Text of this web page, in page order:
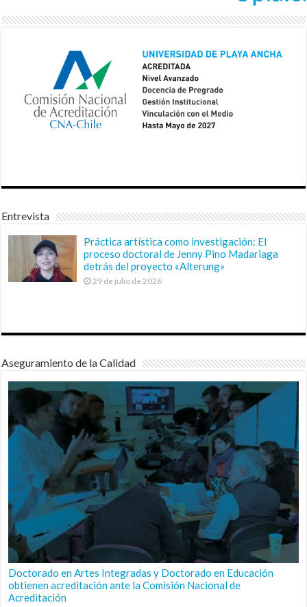
Entrevista
Práctica artística como investigación: El
proceso doctoral de Jenny Pino Madariaga
detrás del proyecto «Alterung»
29 de julio de 2026
Aseguramiento de la Calidad
Doctorado en Artes Integradas y Doctorado en Educación
obtienen acreditación ante la Comisión Nacional de
Acreditación